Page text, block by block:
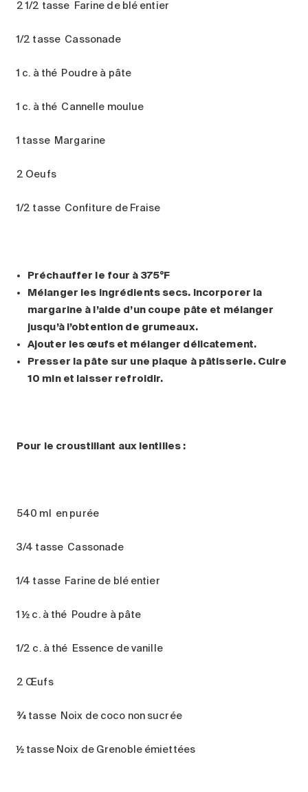
2 1/2 tasse Farine de blé entier
1/2 tasse Cassonade
1 c. à thé Poudre à pâte
1 c. à thé Cannelle moulue
1 tasse Margarine
2 Oeufs
1/2 tasse Confiture de Fraise
Préchauffer le four à 375°F
Mélanger les ingrédients secs. Incorporer la
margarine à l’aide d’un coupe pâte et mélanger
jusqu’à l’obtention de grumeaux.
Ajouter les œufs et mélanger délicatement.
Presser la pâte sur une plaque à pâtisserie. Cuire
10 min et laisser refroidir.
Pour le croustillant aux lentilles :
540 ml en purée
3/4 tasse Cassonade
1/4 tasse Farine de blé entier
1 ½ c. à thé Poudre à pâte
1/2 c. à thé Essence de vanille
2 Œufs
¾ tasse Noix de coco non sucrée
½ tasse Noix de Grenoble émiettées